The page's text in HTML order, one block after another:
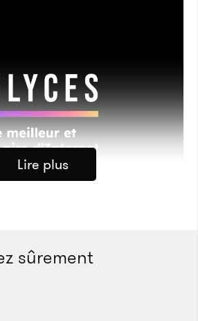
Lire plus
sûrement